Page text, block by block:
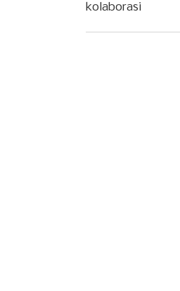
kolaborasi